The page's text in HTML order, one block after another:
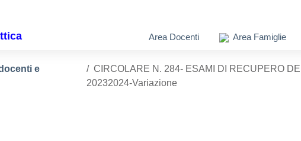
Area Docenti Area Famiglie
e
CIRCOLARE N. 284- ESAMI DI RECUPERO
20232024-Variazione